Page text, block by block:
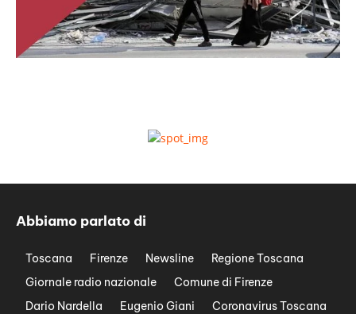
Abbiamo parlato di
Toscana Firenze Newsline
Regione Toscana
Giornale radio nazionale
Comune di Firenze
Dario Nardella
Eugenio Giani
Coronavirus Toscana